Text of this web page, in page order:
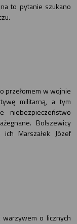
to pytanie szukano
przełomem w wojnie
militarną, a tym
niebezpieczeństwo
Bolszewicy
Marszałek Józef
warzywem o licznych